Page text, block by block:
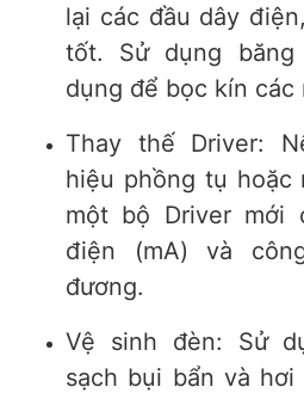
lại các đầu dây
tốt. Sử dụng
dụng để bọc kín các
Thay thế Driver:
hiệu phồng tụ hoặc
một bộ Driver mới
điện (mA) và
đương.
Vệ sinh đèn: Sử
sạch bụi bẩn và hơi